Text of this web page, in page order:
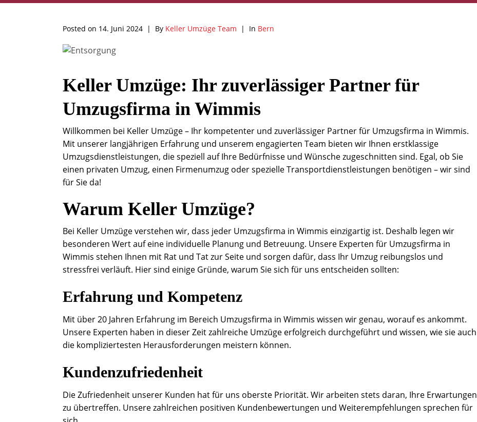
Posted on 14. Juni 2024 By Keller Umzüge Team In Bern
Keller Umzüge: Ihr zuverlässiger Partner für
Umzugsfirma in Wimmis
Willkommen bei Keller Umzüge – Ihr kompetenter und zuverlässiger Partner für Umzugsfirma in Wimmis.
Mit unserer langjährigen Erfahrung und unserem engagierten Team bieten wir Ihnen erstklassige
Umzugsdienstleistungen, die speziell auf Ihre Bedürfnisse und Wünsche zugeschnitten sind. Egal, ob Sie
einen privaten Umzug, einen Firmenumzug oder spezielle Transportdienstleistungen benötigen – wir sind
für Sie da!
Warum Keller Umzüge?
Bei Keller Umzüge verstehen wir, dass jeder Umzugsfirma in Wimmis einzigartig ist. Deshalb legen wir
besonderen Wert auf eine individuelle Planung und Betreuung. Unsere Experten für Umzugsfirma in
Wimmis stehen Ihnen mit Rat und Tat zur Seite und sorgen dafür, dass Ihr Umzug reibungslos und
stressfrei verläuft. Hier sind einige Gründe, warum Sie sich für uns entscheiden sollten:
Erfahrung und Kompetenz
Mit über 20 Jahren Erfahrung im Bereich Umzugsfirma in Wimmis wissen wir genau, worauf es ankommt.
Unsere Experten haben in dieser Zeit zahlreiche Umzüge erfolgreich durchgeführt und wissen, wie sie auch
die kompliziertesten Herausforderungen meistern können.
Kundenzufriedenheit
Die Zufriedenheit unserer Kunden hat für uns oberste Priorität. Wir arbeiten stets daran, Ihre Erwartungen
zu übertreffen. Unsere zahlreichen positiven Kundenbewertungen und Weiterempfehlungen sprechen für